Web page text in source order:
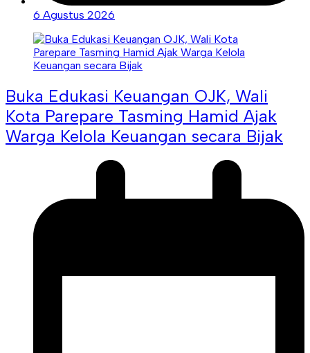
6 Agustus 2026
Buka Edukasi Keuangan OJK, Wali
Kota Parepare Tasming Hamid Ajak
Warga Kelola Keuangan secara Bijak